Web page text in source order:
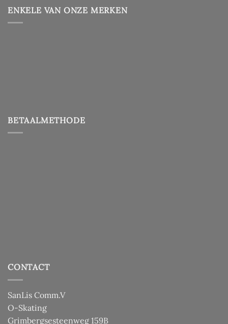
ENKELE VAN ONZE MERKEN
BETAALMETHODE
CONTACT
SanLis Comm.V
O-Skating
Grimbergsesteenweg 159B